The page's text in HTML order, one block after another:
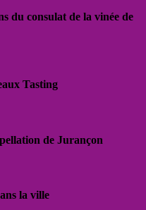
du consulat de la vinée de
Tasting
de Jurançon
la ville